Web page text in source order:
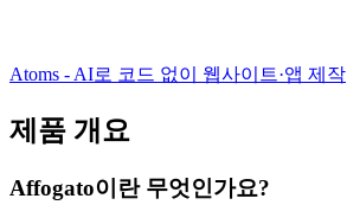
Atoms - AI로 코드 없이 웹사이트·앱 제작
제품 개요
Affogato이란 무엇인가요?